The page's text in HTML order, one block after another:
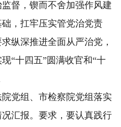
督，锲而不舍加强作风建
，扛牢压实管党治党责
纵深推进全面从严治党，
“十四五”圆满收官和“十
党组、市检察院党组落实
汇报。要求，要认真践行